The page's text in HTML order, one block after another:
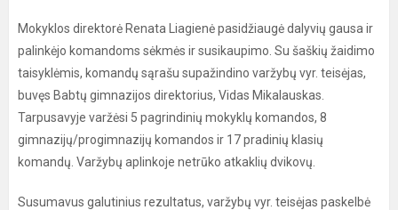
Mokyklos direktorė Renata Liagienė pasidžiaugė dalyvių gausa ir
palinkėjo komandoms sėkmės ir susikaupimo. Su šaškių žaidimo
taisyklėmis, komandų sąrašu supažindino varžybų vyr. teisėjas,
buvęs Babtų gimnazijos direktorius, Vidas Mikalauskas.
Tarpusavyje varžėsi 5 pagrindinių mokyklų komandos, 8
gimnazijų/progimnazijų komandos ir 17 pradinių klasių
komandų. Varžybų aplinkoje netrūko atkaklių dvikovų.
Susumavus galutinius rezultatus, varžybų vyr. teisėjas paskelbė